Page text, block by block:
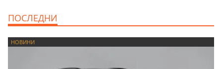
ПОСЛЕДНИ
НОВИНИ